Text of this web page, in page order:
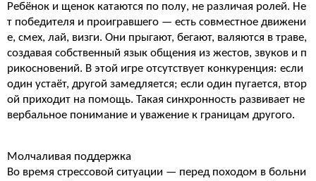
Ребёнок и щенок катаются по полу, не различая ролей. Не
т победителя и проигравшего — есть совместное движени
е, смех, лай, визги. Они прыгают, бегают, валяются в траве,
создавая собственный язык общения из жестов, звуков и п
рикосновений. В этой игре отсутствует конкуренция: если
один устаёт, другой замедляется; если один пугается, втор
ой приходит на помощь. Такая синхронность развивает не
вербальное понимание и уважение к границам другого.
Молчаливая поддержка
Во время стрессовой ситуации — перед походом в больни